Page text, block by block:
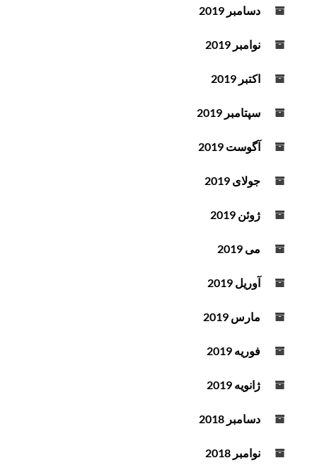
دسامبر 2019
نوامبر 2019
اکتبر 2019
سپتامبر 2019
آگوست 2019
جولای 2019
ژوئن 2019
می 2019
آوریل 2019
مارس 2019
فوریه 2019
ژانویه 2019
دسامبر 2018
نوامبر 2018